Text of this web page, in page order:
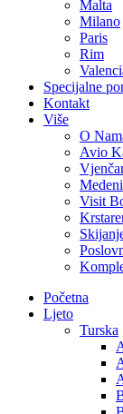
Malta
Milano
Paris
Rim
Specijalne
Kontakt
Više
O
Avio
Visit
Početna
Ljeto
Turska